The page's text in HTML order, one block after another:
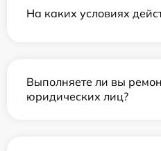
На каких условиях
Выполняете ли вы
юридических лиц?